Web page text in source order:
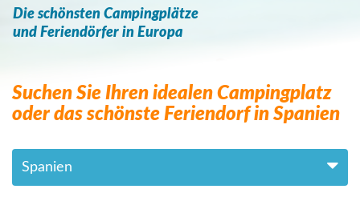
Die schönsten Campingplätze
und Feriendörfer in Europa
Suchen Sie Ihren idealen Campingplatz
oder das schönste Feriendorf in Spanien
Spanien